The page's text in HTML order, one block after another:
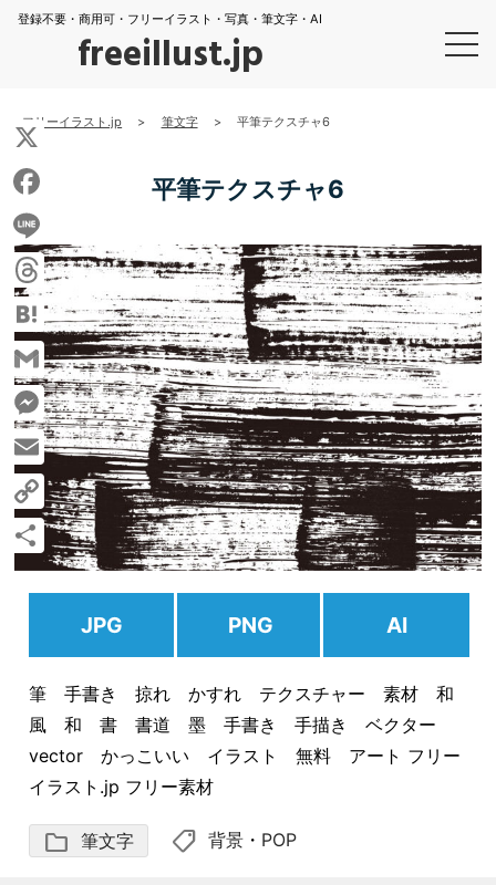
登録不要・商用可・フリーイラスト・写真・筆文字・AI
freeillust.jp
フリーイラスト.jp > 筆文字 > 平筆テクスチャ6
平筆テクスチャ6
JPG PNG AI
筆 手書き 掠れ かすれ テクスチャー 素材 和
風 和 書 書道 墨 手書き 手描き ベクター
vector かっこいい イラスト 無料 アート フリー
イラスト.jp フリー素材
folder 筆文字 shoppingmode 背景 ・ POP
X
Facebook
Line
Threads
Hatena
Gmail
Messenger
Email
Copy
Link
共